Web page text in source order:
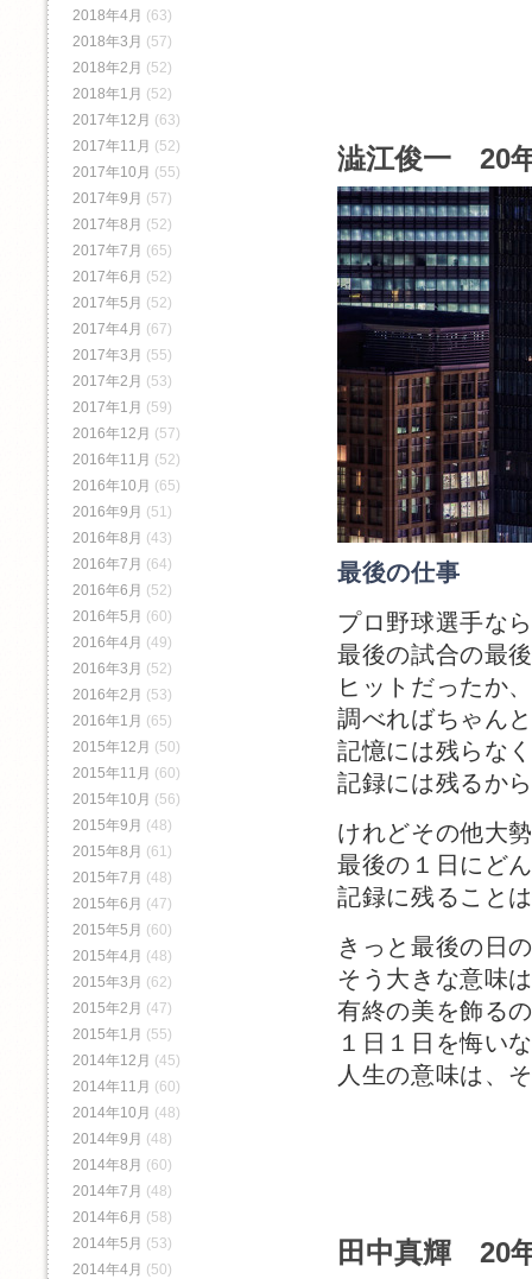
澁江俊一 20
最後の仕事
プロ野球選手な
最後の試合の最
ヒットだったか
調べればちゃん
記憶には残らな
記録には残るか
けれどその他大
最後の１日にど
記録に残ること
きっと最後の日
そう大きな意味
有終の美を飾る
１日１日を悔い
人生の意味は、
田中真輝 20
2018年4月 (63)
2018年3月 (57)
2018年2月 (52)
2018年1月 (52)
2017年12月 (63)
2017年11月 (52)
2017年10月 (55)
2017年9月 (57)
2017年8月 (52)
2017年7月 (65)
2017年6月 (52)
2017年5月 (52)
2017年4月 (67)
2017年3月 (55)
2017年2月 (53)
2017年1月 (59)
2016年12月 (57)
2016年11月 (52)
2016年10月 (65)
2016年9月 (51)
2016年8月 (43)
2016年7月 (64)
2016年6月 (52)
2016年5月 (60)
2016年4月 (49)
2016年3月 (52)
2016年2月 (53)
2016年1月 (65)
2015年12月 (50)
2015年11月 (60)
2015年10月 (56)
2015年9月 (48)
2015年8月 (61)
2015年7月 (48)
2015年6月 (47)
2015年5月 (60)
2015年4月 (48)
2015年3月 (62)
2015年2月 (47)
2015年1月 (55)
2014年12月 (45)
2014年11月 (60)
2014年10月 (48)
2014年9月 (48)
2014年8月 (60)
2014年7月 (48)
2014年6月 (58)
2014年5月 (53)
2014年4月 (50)